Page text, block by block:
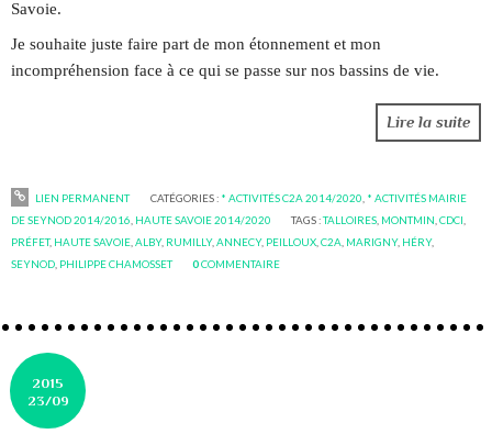
Savoie.
Je souhaite juste faire part de mon étonnement et mon
incompréhension face à ce qui se passe sur nos bassins de vie.
Lire la suite
LIEN PERMANENT CATÉGORIES : * ACTIVITÉS C2A 2014/2020 * ACTIVITÉS MAIRIE
DE SEYNOD 2014/2016 HAUTE SAVOIE 2014/2020 TAGS :TALLOIRES MONTMIN ,CDCI
PRÉFET, HAUTE SAVOIE ,ALBY, RUMILLY,ANNECY, PEILLOUX ,C2A MARIGNY, HÉRY,
SEYNOD PHILIPPE CHAMOSSET 0COMMENTAIRE
2015
23/09